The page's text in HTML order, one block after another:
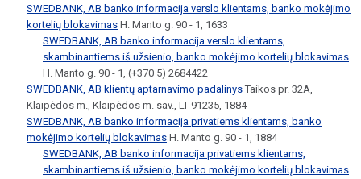
SWEDBANK, AB banko informacija verslo klientams, banko mokėjimo
kortelių blokavimas H. Manto g. 90 - 1, 1633
SWEDBANK, AB banko informacija verslo klientams,
skambinantiems iš užsienio, banko mokėjimo kortelių blokavimas
H. Manto g. 90 - 1, (+370 5) 2684422
SWEDBANK, AB klientų aptarnavimo padalinysTaikos pr. 32A,
Klaipėdos m., Klaipėdos m. sav., LT-91235, 1884
SWEDBANK, AB banko informacija privatiems klientams, banko
mokėjimo kortelių blokavimas H. Manto g. 90 - 1, 1884
SWEDBANK, AB banko informacija privatiems klientams,
skambinantiems iš užsienio, banko mokėjimo kortelių blokavimas